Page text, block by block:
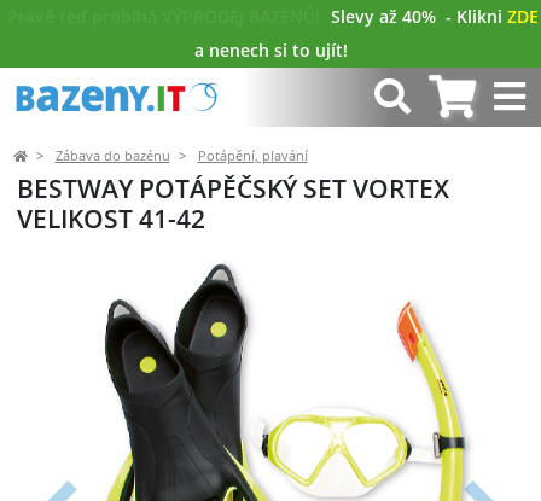
Slevy až 40% - Klikni ZDE
a nenech si to ujít!
Zábava do bazénu Potápění, plavání
BESTWAY POTÁPĚČSKÝ SET VORTEX
VELIKOST 41-42